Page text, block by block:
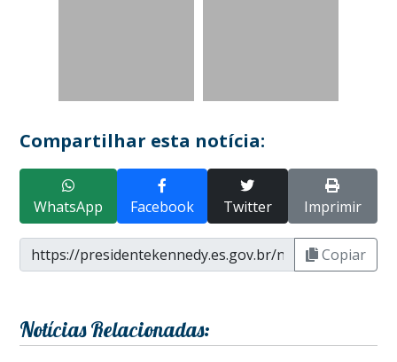
Compartilhar esta notícia:
WhatsApp Facebook Twitter Imprimir
Copiar
Notícias Relacionadas: